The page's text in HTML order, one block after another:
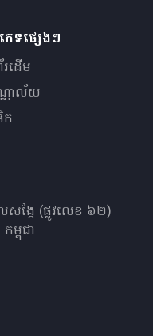
េទផ្សេងៗ
ដើម
ណាល័យ
ក
ង្កែ (ផ្លូវលេខ ៦២)
ម្ពុជា